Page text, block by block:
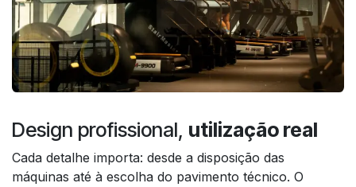
Design profissional, utilização real
Cada detalhe importa: desde a disposição das
máquinas até à escolha do pavimento técnico. O